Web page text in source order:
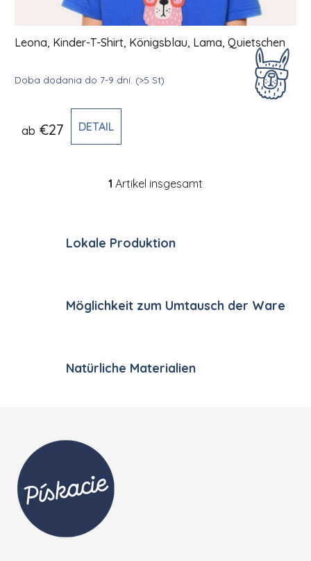
Leona, Kinder-T-Shirt, Königsblau, Lama, Quietschen
Doba dodania do 7-9 dní. (>5 St)
ab €27 DETAIL
Steuerelemente der
1 Artikel insgesamt
Lokale Produktion
Möglichkeit zum Umtausch der Ware
Natürliche Materialien